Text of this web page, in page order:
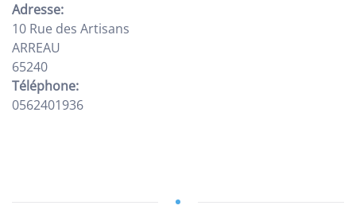
Adresse:
10 Rue des Artisans
ARREAU
65240
Téléphone:
0562401936